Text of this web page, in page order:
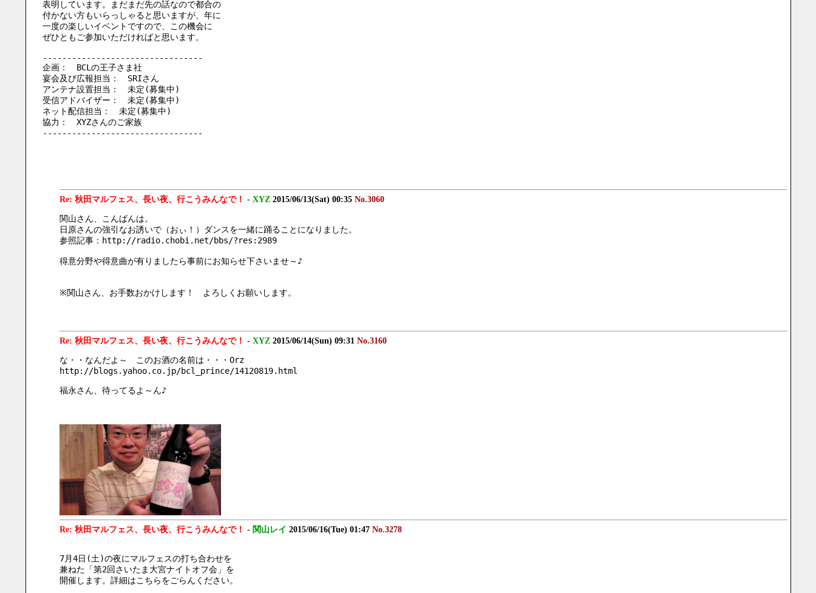
表明しています。まだまだ先の話なので都合の
付かない方もいらっしゃると思いますが、年に
一度の楽しいイベントですので、この機会に
ぜひともご参加いただければと思います。
---------------------------------
企画：　BCLの王子さま社
宴会及び広報担当：　SRIさん
アンテナ設置担当：　未定(募集中)
受信アドバイザー：　未定(募集中)
ネット配信担当：　未定(募集中)
協力：　XYZさんのご家族
---------------------------------
Re: 秋田マルフェス、長い夜、行こうみんなで！ - XYZ 2015/06/13(Sat) 00:35 No.3060
関山さん、こんばんは。
日原さんの強引なお誘いで（おぃ！）ダンスを一緒に踊ることになりました。
参照記事：http://radio.chobi.net/bbs/?res:2989
得意分野や得意曲が有りましたら事前にお知らせ下さいませ～♪
※関山さん、お手数おかけします！　よろしくお願いします。
Re: 秋田マルフェス、長い夜、行こうみんなで！ - XYZ 2015/06/14(Sun) 09:31 No.3160
な・・なんだよ～　このお酒の名前は・・・Orz
http://blogs.yahoo.co.jp/bcl_prince/14120819.html
福永さん、待ってるよ～ん♪
Re: 秋田マルフェス、長い夜、行こうみんなで！ - 関山レイ 2015/06/16(Tue) 01:47 No.3278
7月4日(土)の夜にマルフェスの打ち合わせを
兼ねた「第2回さいたま大宮ナイトオフ会」を
開催します。詳細はこちらをごらんください。